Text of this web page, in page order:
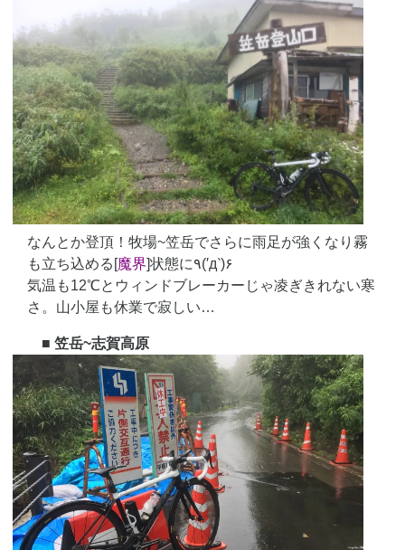
なんとか登頂！牧場~笠岳でさらに雨足が強くなり霧
も立ち込める[魔界
]状態に٩(′д‵)۶
気温も12℃とウィンドブレーカーじゃ凌ぎきれない寒
さ。山小屋も休業で寂しい…
■ 笠岳~志賀高原